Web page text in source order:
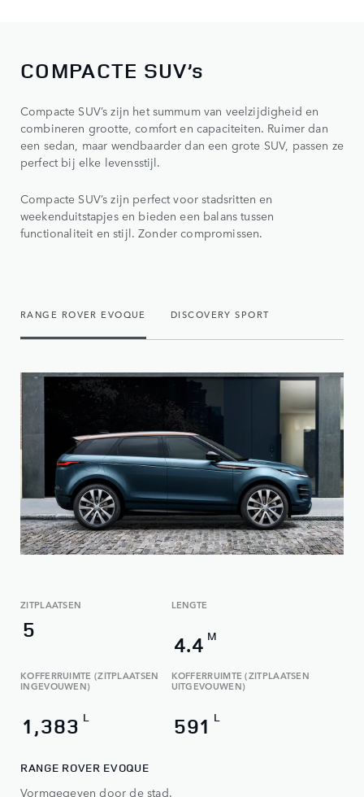
COMPACTE SUV’s
Compacte SUV’s zijn het summum van veelzijdigheid en
combineren grootte, comfort en capaciteiten. Ruimer dan
een sedan, maar wendbaarder dan een grote SUV, passen ze
perfect bij elke levensstijl.
Compacte SUV’s zijn perfect voor stadsritten en
weekenduitstapjes en bieden een balans tussen
functionaliteit en stijl. Zonder compromissen.
RANGE ROVER EVOQUE DISCOVERY SPORT
ZITPLAATSEN
5
LENGTE
4.4 M
KOFFERRUIMTE (ZITPLAATSEN
INGEVOUWEN)
1,383 L
KOFFERRUIMTE (ZITPLAATSEN
UITGEVOUWEN)
591 L
RANGE ROVER EVOQUE
Vormgegeven door de stad.